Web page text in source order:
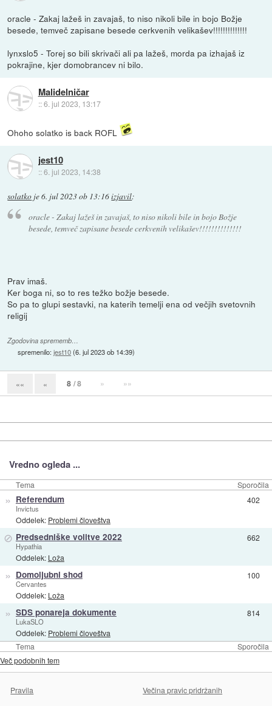
oracle - Zakaj lažeš in zavajaš, to niso nikoli bile in bojo Božje
besede, temveč zapisane besede cerkvenih velikašev!!!!!!!!!!!!!!
lynxslo5 - Torej so bili skrivači ali pa lažeš, morda pa izhajaš iz
pokrajine, kjer domobrancev ni bilo.
Malidelničar
::6. jul 2023, 13:17
Ohoho solatko is back ROFL
jest10
::6. jul 2023, 14:38
solatko je6. jul 2023 ob 13:16izjavil:
oracle - Zakaj lažeš in zavajaš, to niso nikoli bile in bojo Božje
besede, temveč zapisane besede cerkvenih velikašev!!!!!!!!!!!!!!
Prav imaš.
Ker boga ni, so to res težko božje besede.
So pa to glupi sestavki, na katerih temelji ena od večjih svetovnih
religij
Zgodovina sprememb…
spremenilo:jest10(6. jul 2023 ob 14:39)
«« « 8 / 8 » »»
Vredno ogleda ...
Tema Sporočila
Tema Sporočila
» Referendum
Invictus
Oddelek: Problemi človeštva
402
⊘ Predsedniške volitve 2022
Hypathia
Oddelek: Loža
662
» Domoljubni shod
Cervantes
Oddelek: Loža
100
» SDS ponareja dokumente
LukaSLO
Oddelek: Problemi človeštva
814
Več podobnih tem
Pravila
Večina pravic pridržanih